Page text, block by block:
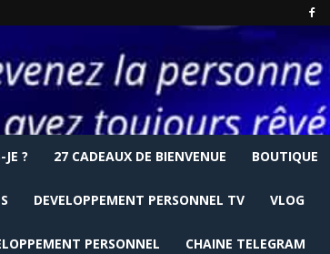
JE ? 27 CADEAUX DE BIENVENUE BOUTIQUE
DEVELOPPEMENT PERSONNEL TV VLOG
PERSONNEL CHAINE TELEGRAM